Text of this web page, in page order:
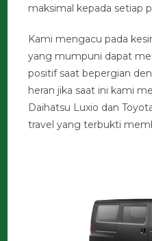
maksimal kepada setiap
Kami mengacu pada
yang mumpuni dapat
positif saat bepergian
heran jika saat ini kami
Daihatsu Luxio dan
travel yang terbukti